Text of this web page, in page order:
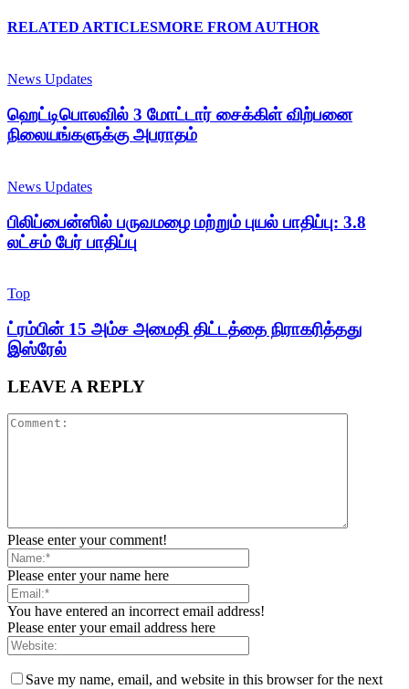
RELATED ARTICLESMORE FROM AUTHOR
News Updates
ஹெட்டிபொலவில் 3 மோட்டார் சைக்கிள் விற்பனை
நிலையங்களுக்கு அபராதம்
News Updates
பிலிப்பைன்ஸில் பருவமழை மற்றும் புயல் பாதிப்பு: 3.8
லட்சம் பேர் பாதிப்பு
Top
ட்ரம்பின் 15 அம்ச அமைதி திட்டத்தை நிராகரித்தது
இஸ்ரேல்
LEAVE A REPLY
Please enter your comment!
Please enter your name here
You have entered an incorrect email address!
Please enter your email address here
Save my name, email, and website in this browser for the next